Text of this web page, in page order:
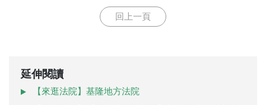
回上一頁
延伸閱讀
【來逛法院】基隆地方法院